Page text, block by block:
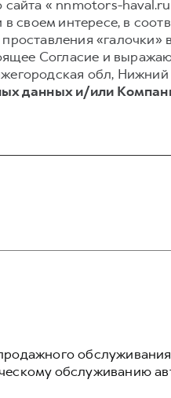
сайта « nnmotors-
своем интересе, в
Согласие и
обл,
данных и/или
обслуживанию